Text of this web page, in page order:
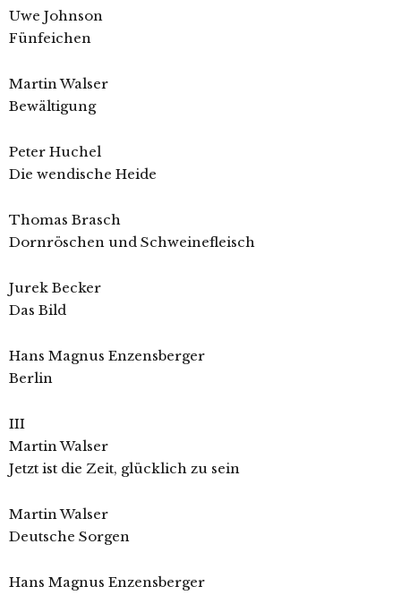
Uwe Johnson
Fünfeichen
Martin Walser
Bewältigung
Peter Huchel
Die wendische Heide
Thomas Brasch
Dornröschen und Schweinefleisch
Jurek Becker
Das Bild
Hans Magnus Enzensberger
Berlin
III
Martin Walser
Jetzt ist die Zeit, glücklich zu sein
Martin Walser
Deutsche Sorgen
Hans Magnus Enzensberger